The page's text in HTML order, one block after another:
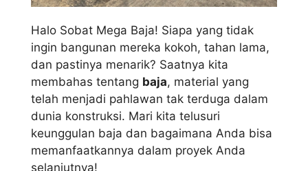
Halo Sobat Mega Baja! Siapa yang tidak
ingin bangunan mereka kokoh, tahan lama,
dan pastinya menarik? Saatnya kita
membahas tentang baja, material yang
telah menjadi pahlawan tak terduga dalam
dunia konstruksi. Mari kita telusuri
keunggulan baja dan bagaimana Anda bisa
memanfaatkannya dalam proyek Anda
selanjutnya!